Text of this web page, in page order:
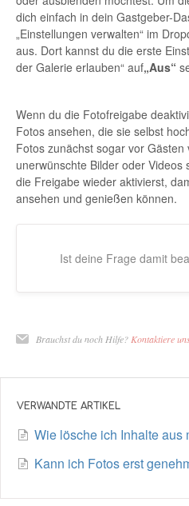
dich einfach in dein Gastgeber-
„Einstellungen verwalten“ im
aus. Dort kannst du die erste
der Galerie erlauben“ auf„Aus“
Wenn du die Fotofreigabe
Fotos ansehen, die sie selbst
Fotos zunächst sogar vor Gästen
unerwünschte Bilder oder
die Freigabe wieder aktivierst,
ansehen und genießen können.
Ist deine Frage damit
Brauchst du noch Hilfe?Kontaktiere
VERWANDTE ARTIKEL
Wie lösche ich Inhalte aus
Kann ich Fotos erst